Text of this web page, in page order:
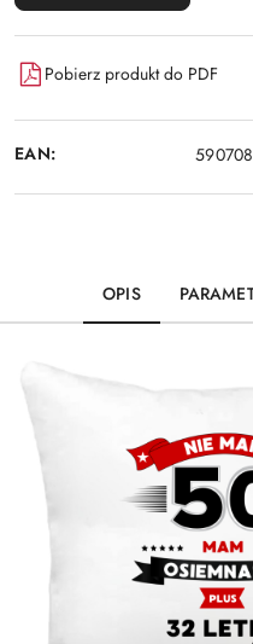
Pobierz produkt do PDF
EAN:
OPIS